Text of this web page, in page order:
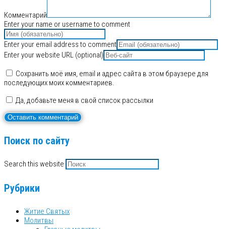
Комментарий
Enter your name or username to comment
Enter your email address to comment
Enter your website URL (optional)
Сохранить моё имя, email и адрес сайта в этом браузере для
последующих моих комментариев.
Да, добавьте меня в свой список рассылки
Поиск по сайту
Search this website
Рубрики
Житие Святых
Молитвы